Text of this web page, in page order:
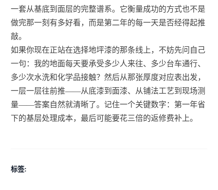
一套从基底到面层的完整谱系。它衡量成功的方式也不是
做完那一刻有多好看，而是第二年的每一天是否经得起推
敲。
如果你现在正站在选择地坪漆的那条线上，不妨先问自己
一句：我的地面每天要承受多少人来往、多少台车通行、
多少次水洗和化学品接触？然后从那张厚度对应表出发，
一层一层往前推——从底漆到面漆、从铺法工艺到现场测
量——答案自然就清晰了。记住一个关键数字：第一年省
下的基层处理成本，最后可能要花三倍的返修费补上。
标签: